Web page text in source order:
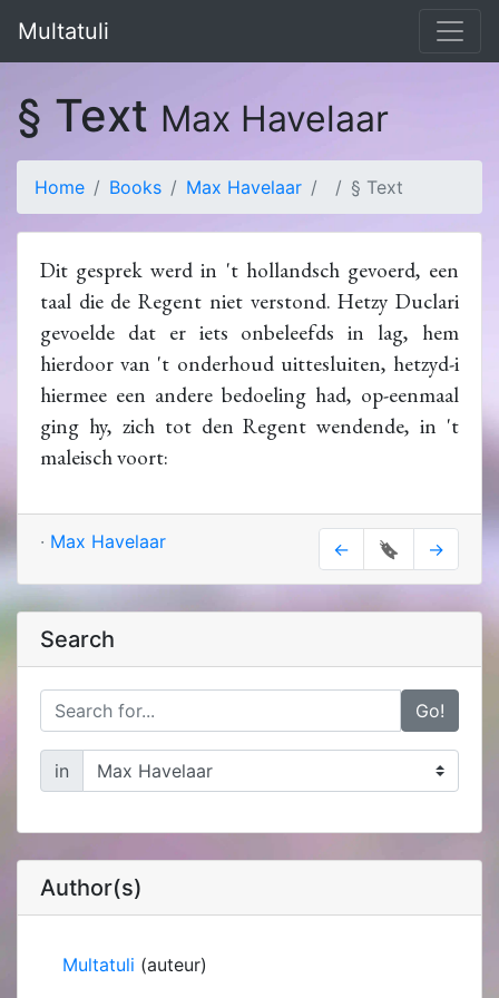
Multatuli
§ Text Max Havelaar
Home Books Max Havelaar § Text
Dit gesprek werd in 't hollandsch gevoerd, een
taal die de Regent niet verstond. Hetzy Duclari
gevoelde dat er iets onbeleefds in lag, hem
hierdoor van 't onderhoud uittesluiten, hetzyd-i
hiermee een andere bedoeling had, op-eenmaal
ging hy, zich tot den Regent wendende, in 't
maleisch voort:
· Max Havelaar ← 🔖 →
Search
Go!
in
Author(s)
Multatuli (auteur)